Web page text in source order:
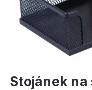
Stojánek